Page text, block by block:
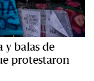
y balas de
protestaron